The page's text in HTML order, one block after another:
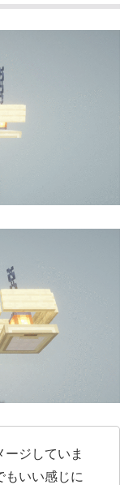
ージしていま
もいい感じに